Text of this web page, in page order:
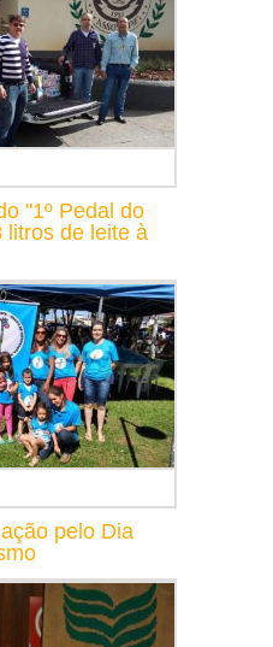
"1º Pedal do
litros de leite à
pelo Dia